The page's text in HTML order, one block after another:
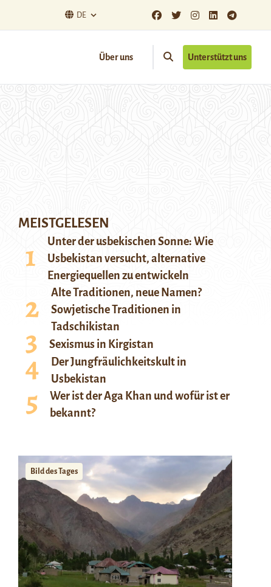
DE
Über uns Unterstützt uns
MEISTGELESEN
Unter der usbekischen Sonne: Wie
Usbekistan versucht, alternative
Energiequellen zu entwickeln
Alte Traditionen, neue Namen?
Sowjetische Traditionen in
Tadschikistan
Sexismus in Kirgistan
Der Jungfräulichkeitskult in
Usbekistan
Wer ist der Aga Khan und wofür ist er
bekannt?
Bild des Tages